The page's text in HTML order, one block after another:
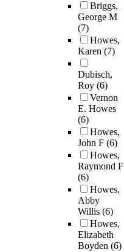
Briggs,
George M
(7)
Howes,
Karen (7)
Dubisch,
Roy (6)
Vernon
E. Howes
(6)
Howes,
John F (6)
Howes,
Raymond F
(6)
Howes,
Abby
Willis (6)
Howes,
Elizabeth
Boyden (6)